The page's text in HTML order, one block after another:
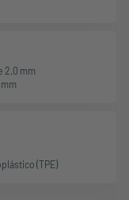
2,0 mm
(TPE)